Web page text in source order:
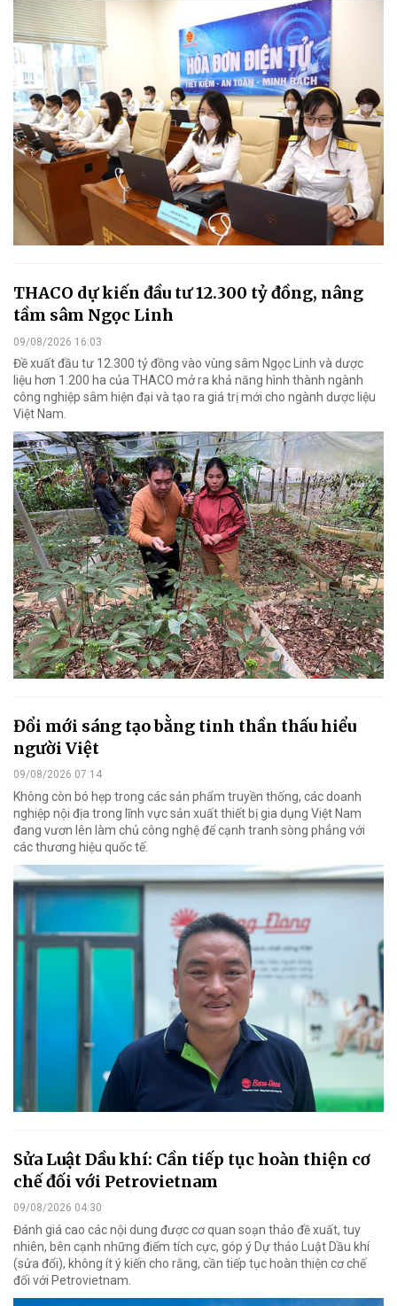
THACO dự kiến đầu tư 12.300 tỷ đồng, nâng
tầm sâm Ngọc Linh
09/08/2026 16:03
Đề xuất đầu tư 12.300 tỷ đồng vào vùng sâm Ngọc Linh và dược
liệu hơn 1.200 ha của THACO mở ra khả năng hình thành ngành
công nghiệp sâm hiện đại và tạo ra giá trị mới cho ngành dược liệu
Việt Nam.
Đổi mới sáng tạo bằng tinh thần thấu hiểu
người Việt
09/08/2026 07:14
Không còn bó hẹp trong các sản phẩm truyền thống, các doanh
nghiệp nội địa trong lĩnh vực sản xuất thiết bị gia dụng Việt Nam
đang vươn lên làm chủ công nghệ để cạnh tranh sòng phẳng với
các thương hiệu quốc tế.
Sửa Luật Dầu khí: Cần tiếp tục hoàn thiện cơ
chế đối với Petrovietnam
09/08/2026 04:30
Đánh giá cao các nội dung được cơ quan soạn thảo đề xuất, tuy
nhiên, bên cạnh những điểm tích cực, góp ý Dự thảo Luật Dầu khí
(sửa đổi), không ít ý kiến cho rằng, cần tiếp tục hoàn thiện cơ chế
đối với Petrovietnam.